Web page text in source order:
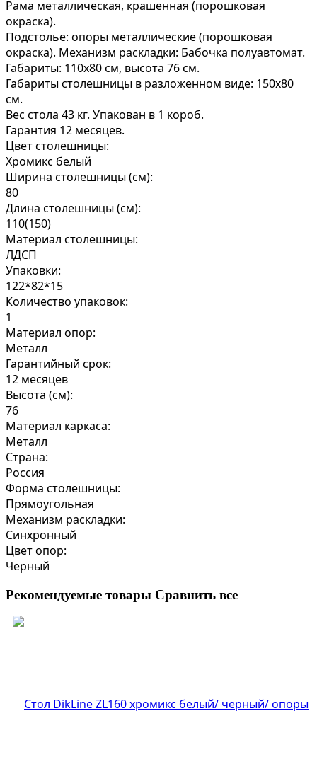
Рама металлическая, крашенная (порошковая
окраска).
Подстолье: опоры металлические (порошковая
окраска). Механизм раскладки: Бабочка полуавтомат.
Габариты: 110х80 см, высота 76 см.
Габариты столешницы в разложенном виде: 150х80
см.
Вес стола 43 кг. Упакован в 1 короб.
Гарантия 12 месяцев.
Цвет столешницы:
Хромикс белый
Ширина столешницы (см):
80
Длина столешницы (см):
110(150)
Материал столешницы:
ЛДСП
Упаковки:
122*82*15
Количество упаковок:
1
Материал опор:
Металл
Гарантийный срок:
12 месяцев
Высота (см):
76
Материал каркаса:
Металл
Страна:
Россия
Форма столешницы:
Прямоугольная
Механизм раскладки:
Синхронный
Цвет опор:
Черный
Рекомендуемые товары Сравнить все